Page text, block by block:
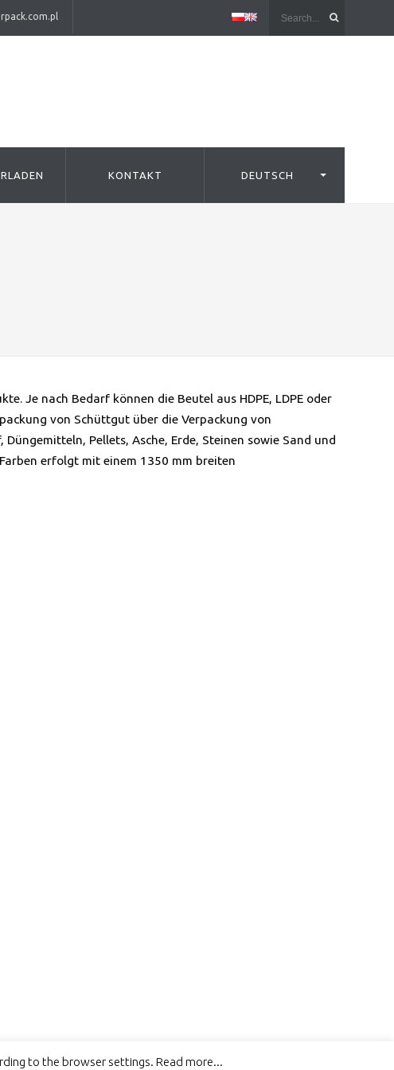
KONTAKT DEUTSCH
Je nach Bedarf können die Beutel aus HDPE, LDPE oder
von Schüttgut über die Verpackung von
Pellets, Asche, Erde, Steinen sowie Sand und
erfolgt mit einem 1350 mm breiten
to the browser settings. Read more...